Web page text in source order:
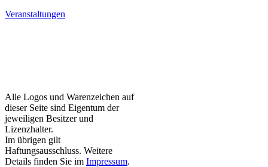
Veranstaltungen
Alle Logos und Warenzeichen auf
dieser Seite sind Eigentum der
jeweiligen Besitzer und
Lizenzhalter.
Im übrigen gilt
Haftungsausschluss. Weitere
Details finden Sie im Impressum.